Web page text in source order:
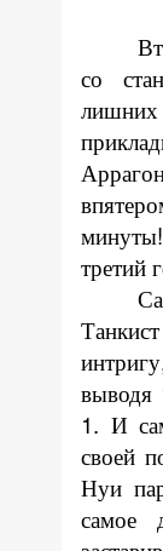
со
третий
выводя
1. И
своей
Нуи
самое